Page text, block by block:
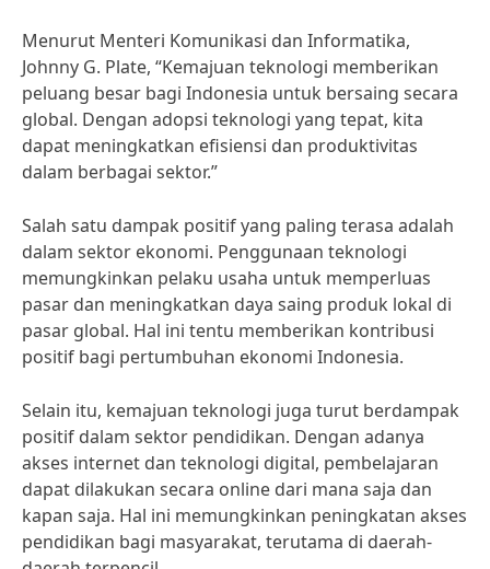
Menurut Menteri Komunikasi dan Informatika,
Johnny G. Plate, “Kemajuan teknologi memberikan
peluang besar bagi Indonesia untuk bersaing secara
global. Dengan adopsi teknologi yang tepat, kita
dapat meningkatkan efisiensi dan produktivitas
dalam berbagai sektor.”
Salah satu dampak positif yang paling terasa adalah
dalam sektor ekonomi. Penggunaan teknologi
memungkinkan pelaku usaha untuk memperluas
pasar dan meningkatkan daya saing produk lokal di
pasar global. Hal ini tentu memberikan kontribusi
positif bagi pertumbuhan ekonomi Indonesia.
Selain itu, kemajuan teknologi juga turut berdampak
positif dalam sektor pendidikan. Dengan adanya
akses internet dan teknologi digital, pembelajaran
dapat dilakukan secara online dari mana saja dan
kapan saja. Hal ini memungkinkan peningkatan akses
pendidikan bagi masyarakat, terutama di daerah-